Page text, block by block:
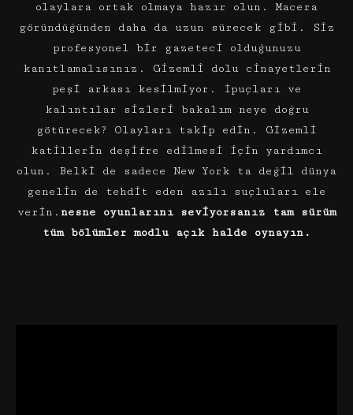
olaylara ortak olmaya hazır olun. Macera
göründüğünden daha da uzun sürecek gibi. Siz
profesyonel bir gazeteci olduğunuzu
kanıtlamalısınız. Gizemli dolu cinayetlerin
peşi arkası kesilmiyor. İpuçları ve
kalıntılar sizleri bakalım neye doğru
götürecek? Olayları takip edin. Gizemli
katillerin deşifre edilmesi için yardımcı
olun. Belki de sadece New York ta değil dünya
genelin de tehdit eden azılı suçluları ele
verin. nesne oyunlarını seviyorsanız tam sürüm
tüm bölümler modlu açık halde oynayın.